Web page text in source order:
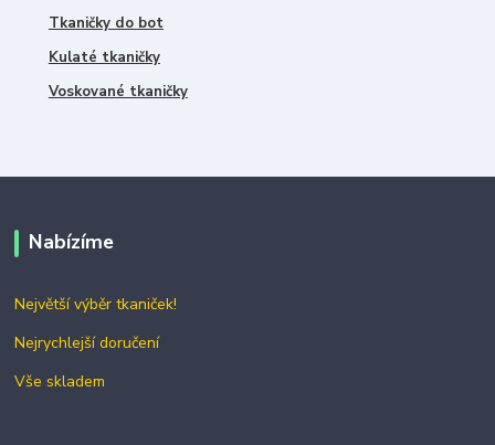
Tkaničky do bot
Kulaté tkaničky
Voskované tkaničky
Nabízíme
Největší výběr tkaniček!
Nejrychlejší doručení
Vše skladem